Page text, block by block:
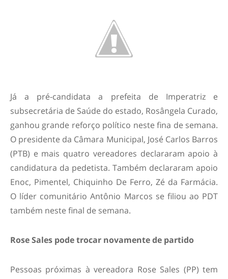
Já a pré-candidata a prefeita de Imperatriz e
subsecretária de Saúde do estado, Rosângela Curado,
ganhou grande reforço político neste fina de semana.
O presidente da Câmara Municipal, José Carlos Barros
(PTB) e mais quatro vereadores declararam apoio à
candidatura da pedetista. Também declararam apoio
Enoc, Pimentel, Chiquinho De Ferro, Zé da Farmácia.
O líder comunitário Antônio Marcos se filiou ao PDT
também neste final de semana.
Rose Sales pode trocar novamente de partido
Pessoas próximas à vereadora Rose Sales (PP) tem